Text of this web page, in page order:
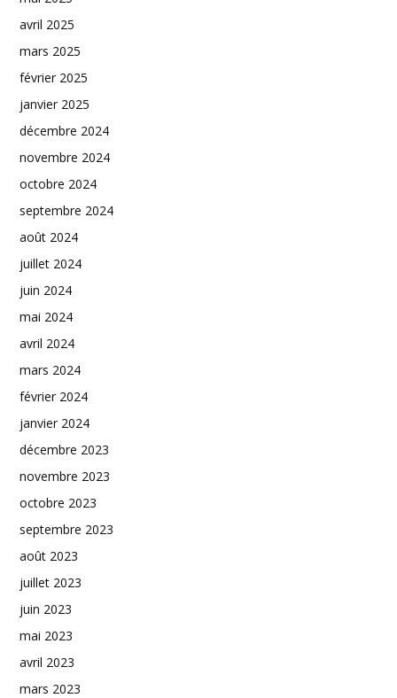
avril 2025
mars 2025
février 2025
janvier 2025
décembre 2024
novembre 2024
octobre 2024
septembre 2024
août 2024
juillet 2024
juin 2024
mai 2024
avril 2024
mars 2024
février 2024
janvier 2024
décembre 2023
novembre 2023
octobre 2023
septembre 2023
août 2023
juillet 2023
juin 2023
mai 2023
avril 2023
mars 2023